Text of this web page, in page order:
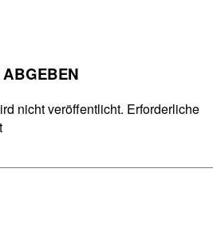
nicht veröffentlicht. Erforderliche